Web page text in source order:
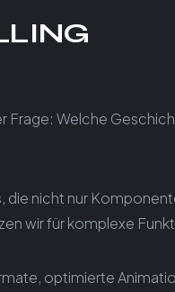
Frage: Welche
die nicht nur
wir für komplexe
optimierte